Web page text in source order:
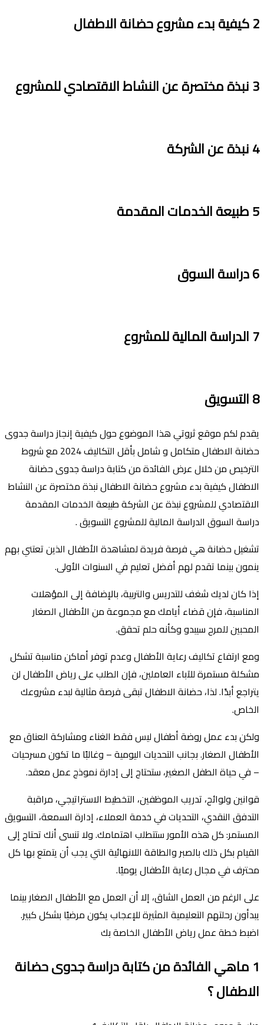
2كيفية بدء مشروع حضانة الاطفال
3نبذة مختصرة عن النشاط الاقتصادي للمشروع
4نبذة عن الشركة
5طبيعة الخدمات المقدمة
6دراسة السوق
7الدراسة المالية للمشروع
8التسويق
يقدم لكم موقع ثروتي هذا الموضوع حول كيفية إنجاز دراسة جدوى
حضانة الاطفال متكامل و شامل بأقل التكاليف 2024 مع شروط
الترخيص من خلال عرض الفائدة من كتابة دراسة جدوى حضانة
الاطفال كيفية بدء مشروع حضانة الاطفال نبذة مختصرة عن النشاط
الاقتصادي للمشروع نبذة عن الشركة طبيعة الخدمات المقدمة
دراسة السوق الدراسة المالية للمشروع التسويق .
تشغيل حضانة هي فرصة فريدة لمشاهدة الأطفال الذين تعتني بهم
ينمون بينما تقدم لهم أفضل تعليم في السنوات الأولى.
إذا كان لديك شغف للتدريس والتربية، بالإضافة إلى المؤهلات
المناسبة، فإن قضاء أيامك مع مجموعة من الأطفال الصغار
المحبين للمرح سيبدو وكأنه حلم تحقق.
ومع ارتفاع تكاليف رعاية الأطفال وعدم توفر أماكن مناسبة تشكل
مشكلة مستمرة للآباء العاملين، فإن الطلب على رياض الأطفال لن
يتراجع أبدًا. لذا، حضانة الاطفال تبقى فرصة مثالية لبدء مشروعك
الخاص.
ولكن بدء عمل روضة أطفال ليس فقط الغناء ومشاركة العناق مع
الأطفال الصغار. بجانب التحديات اليومية – وغالبًا ما تكون مسرحيات
– في حياة الطفل الصغير، ستحتاج إلى إدارة نموذج عمل معقد.
قوانين ولوائح، تدريب الموظفين، التخطيط الاستراتيجي، مراقبة
التدفق النقدي، التحديات في خدمة العملاء، إدارة السمعة، التسويق
المستمر: كل هذه الأمور ستتطلب اهتمامك. ولا تنسى أنك تحتاج إلى
القيام بكل ذلك بالصبر والطاقة اللانهائية التي يجب أن يتمتع بها كل
محترف في مجال رعاية الأطفال يوميًا.
على الرغم من العمل الشاق، إلا أن العمل مع الأطفال الصغار بينما
يبدأون رحلتهم التعليمية المثيرة للإعجاب يكون مرضيًا بشكل كبير.
اضبط خطة عمل رياض الأطفال الخاصة بك
1ماهي الفائدة من كتابة دراسة جدوى حضانة
الاطفال ؟